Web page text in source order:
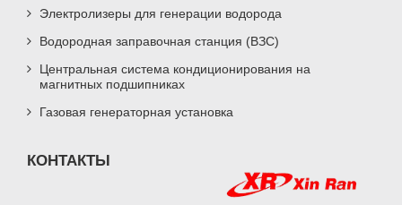
Электролизеры для генерации водорода
Водородная заправочная станция (ВЗС)
Центральная система кондиционирования на
магнитных подшипниках
Газовая генераторная установка
КОНТАКТЫ